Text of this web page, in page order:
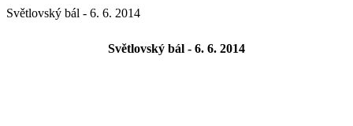
Světlovský bál - 6. 6. 2014
Světlovský bál - 6. 6. 2014